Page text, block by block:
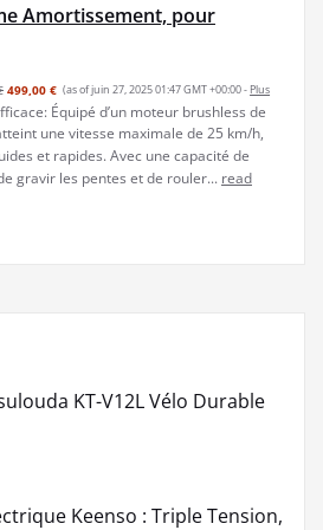
Amortissement, pour
499,00 € (as of juin 27, 2025 01:47 GMT +00:00 - Plus
Équipé d’un moteur brushless de
une vitesse maximale de 25 km/h,
et rapides. Avec une capacité de
gravir les pentes et de rouler... read
KT-V12L Vélo Durable
Keenso : Triple Tension,